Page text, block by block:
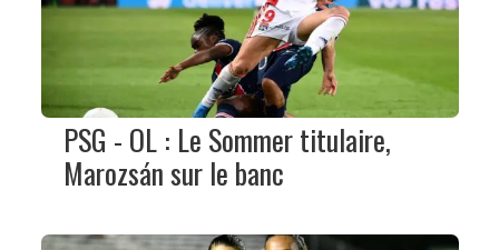
PSG - OL : Le Sommer titulaire,
Marozsán sur le banc